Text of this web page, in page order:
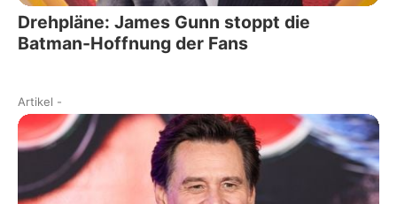
Drehpläne: James Gunn stoppt die
Batman-Hoffnung der Fans
Artikel -